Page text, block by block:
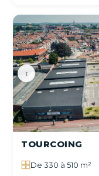
‹
TOURCOING
De 330 à 510 m²